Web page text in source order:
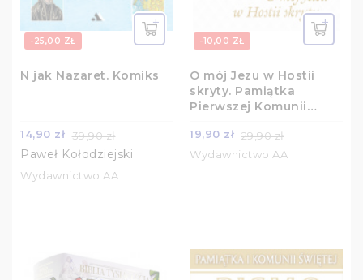
-25,00 ZŁ
N jak Nazaret. Komiks
14,90 zł 39,90 zł
Paweł Kołodziejski
Wydawnictwo AA
-10,00 ZŁ
O mój Jezu w Hostii
skryty. Pamiątka
Pierwszej Komunii
19,90 zł 29,90 zł
Wydawnictwo AA